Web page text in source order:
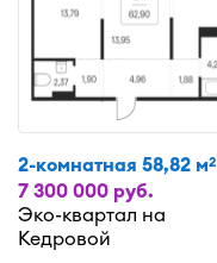
2-комнатная 58,82 м2
7 300 000 руб.
Эко-квартал на
Кедровой